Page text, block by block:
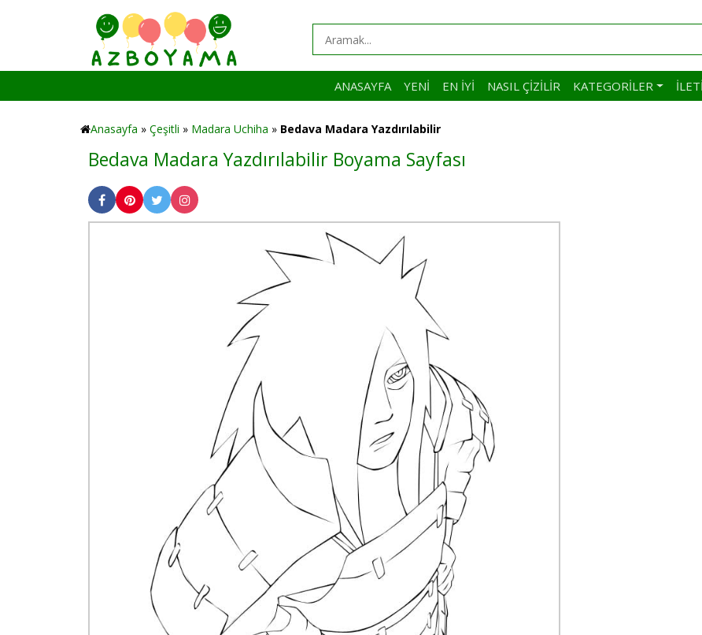
ANASAYFA YENI EN İYI NASIL ÇIZILIR KATEGORILER
Anasayfa » Çeşitli » Madara Uchiha » Bedava Madara Yazdırılabilir
Bedava Madara Yazdırılabilir Boyama Sayfası